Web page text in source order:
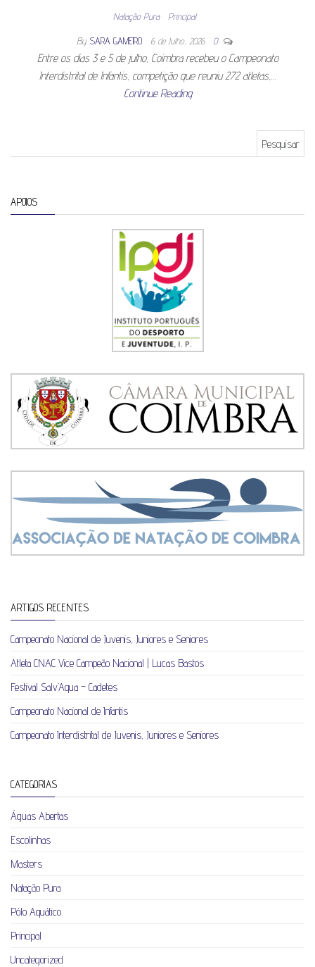
Natação Pura Principal
By SARA GAMEIRO 6 de Julho, 2026 0
Entre os dias 3 e 5 de julho, Coimbra recebeu o Campeonato
Interdistrital de Infantis, competição que reuniu 272 atletas,…
Continue Reading
APOIOS
ARTIGOS RECENTES
Campeonato Nacional de Juvenis, Juniores e Seniores
Atleta CNAC Vice Campeão Nacional | Lucas Bastos
Festival Salv’Aqua – Cadetes
Campeonato Nacional de Infantis
Campeonato Interdistrital de Juvenis, Juniores e Seniores
CATEGORIAS
Águas Abertas
Escolinhas
Masters
Natação Pura
Pólo Aquático
Principal
Uncategorized